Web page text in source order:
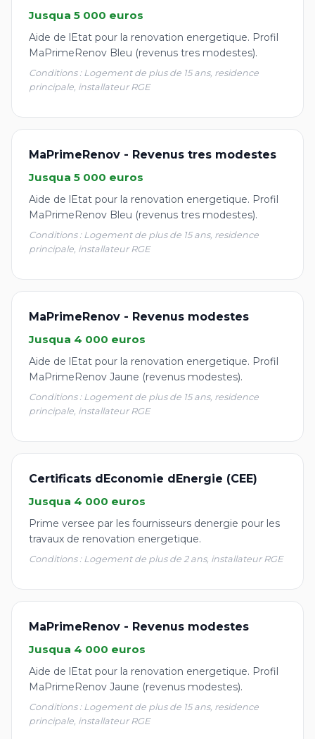
Jusqua 5 000 euros
Aide de lEtat pour la renovation energetique. Profil
MaPrimeRenov Bleu (revenus tres modestes).
Conditions : Logement de plus de 15 ans, residence
principale, installateur RGE
MaPrimeRenov - Revenus tres modestes
Jusqua 5 000 euros
Aide de lEtat pour la renovation energetique. Profil
MaPrimeRenov Bleu (revenus tres modestes).
Conditions : Logement de plus de 15 ans, residence
principale, installateur RGE
MaPrimeRenov - Revenus modestes
Jusqua 4 000 euros
Aide de lEtat pour la renovation energetique. Profil
MaPrimeRenov Jaune (revenus modestes).
Conditions : Logement de plus de 15 ans, residence
principale, installateur RGE
Certificats dEconomie dEnergie (CEE)
Jusqua 4 000 euros
Prime versee par les fournisseurs denergie pour les
travaux de renovation energetique.
Conditions : Logement de plus de 2 ans, installateur RGE
MaPrimeRenov - Revenus modestes
Jusqua 4 000 euros
Aide de lEtat pour la renovation energetique. Profil
MaPrimeRenov Jaune (revenus modestes).
Conditions : Logement de plus de 15 ans, residence
principale, installateur RGE